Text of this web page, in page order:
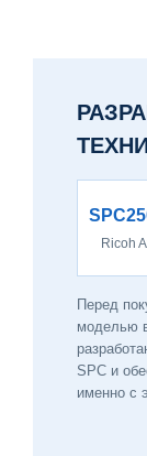
Ricoh
Перед
моделью
SPC и
именно с